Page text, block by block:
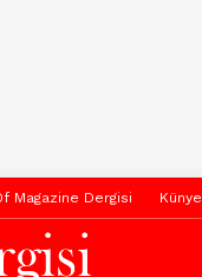
Magazine Dergisi Künye